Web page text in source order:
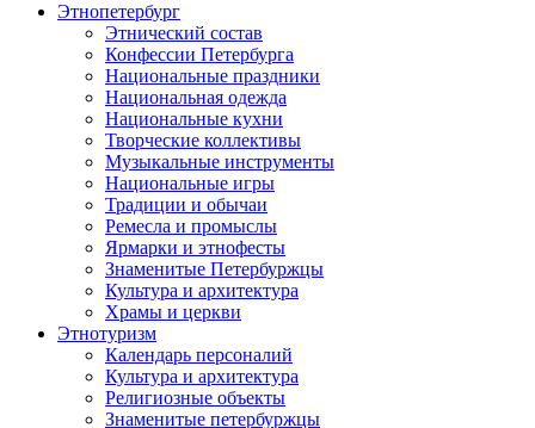
Этнопетербург
Этнический состав
Конфессии Петербурга
Национальные праздники
Национальная одежда
Национальные кухни
Творческие коллективы
Музыкальные инструменты
Национальные игры
Традиции и обычаи
Ремесла и промыслы
Ярмарки и этнофесты
Знаменитые Петербуржцы
Культура и архитектура
Храмы и церкви
Этнотуризм
Календарь персоналий
Культура и архитектура
Религиозные объекты
Знаменитые петербуржцы